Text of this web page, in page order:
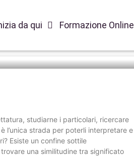
da qui Formazione Online
studiarne i particolari, ricercare
l’unica strada per poterli interpretare e
Esiste un confine sottile
una similitudine tra significato